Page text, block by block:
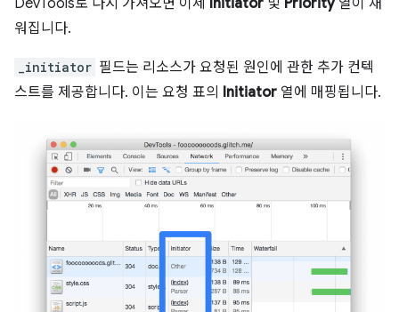
워집니다.
_initiator 필드는 리소스가 요청된 원인에 관한 추가 컨텍
스트를 제공합니다. 이는 요청 표의 Initiator 열에 매핑됩니다.